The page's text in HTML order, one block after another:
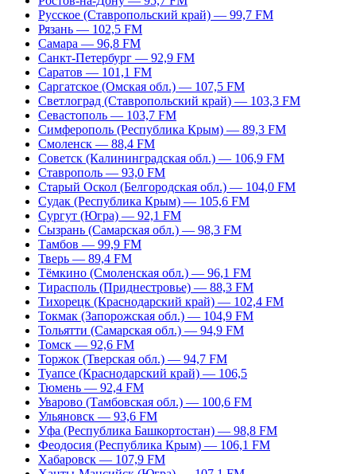
Русское (Ставропольский край) — 99,7 FM
Рязань — 102,5 FM
Самара — 96,8 FM
Санкт-Петербург — 92,9 FM
Саратов — 101,1 FM
Саргатское (Омская обл.) — 107,5 FM
Светлоград (Ставропольский край) — 103,3 FM
Севастополь — 103,7 FM
Симферополь (Республика Крым) — 89,3 FM
Смоленск — 88,4 FM
Советск (Калининградская обл.) — 106,9 FM
Ставрополь — 93,0 FM
Старый Оскол (Белгородская обл.) — 104,0 FM
Судак (Республика Крым) — 105,6 FM
Сургут (Югра) — 92,1 FM
Сызрань (Самарская обл.) — 98,3 FM
Тамбов — 99,9 FM
Тверь — 89,4 FM
Тёмкино (Смоленская обл.) — 96,1 FM
Тирасполь (Приднестровье) — 88,3 FM
Тихорецк (Краснодарский край) — 102,4 FM
Токмак (Запорожская обл.) — 104,9 FM
Тольятти (Самарская обл.) — 94,9 FM
Томск — 92,6 FM
Торжок (Тверская обл.) — 94,7 FM
Туапсе (Краснодарский край) — 106,5
Тюмень — 92,4 FM
Уварово (Тамбовская обл.) — 100,6 FM
Ульяновск — 93,6 FM
Уфа (Республика Башкортостан) — 98,8 FM
Феодосия (Республика Крым) — 106,1 FM
Хабаровск — 107,9 FM